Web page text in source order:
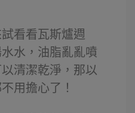
看看瓦斯爐週
水，油脂亂亂噴
清潔乾淨，那以
用擔心了！